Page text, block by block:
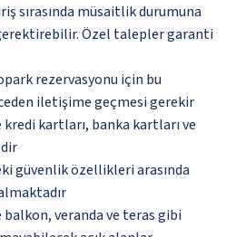
sırasında müsaitlik durumuna
Özel talepler garanti
rezervasyonu için bu
iletişime geçmesi gerekir
kartları, banka kartları ve
güvenlik özellikleri arasında
veranda ve teras gibi